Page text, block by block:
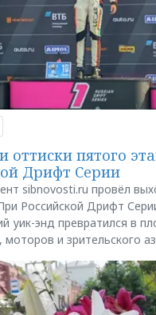
оттиски пятого
Дрифт Серии
sibnovosti.ru провёл
Российской Дрифт
уик-энд превратился в
и зрительского